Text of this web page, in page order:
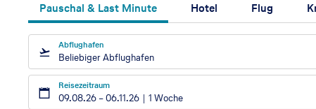
Pauschal & Last Minute Hotel Flug
Abflughafen
Beliebiger Abflughafen
Reisezeitraum
09.08.26 –06.11.26 1 Woche